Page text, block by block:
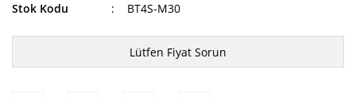
Stok Kodu
BT4S-M30
Lütfen Fiyat Sorun